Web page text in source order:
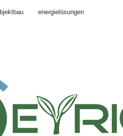
energielösungen